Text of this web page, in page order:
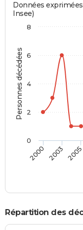
Personnes décédées
Données
Insee)
2000 2003 2005
0
2
4
6
8
Répartition des